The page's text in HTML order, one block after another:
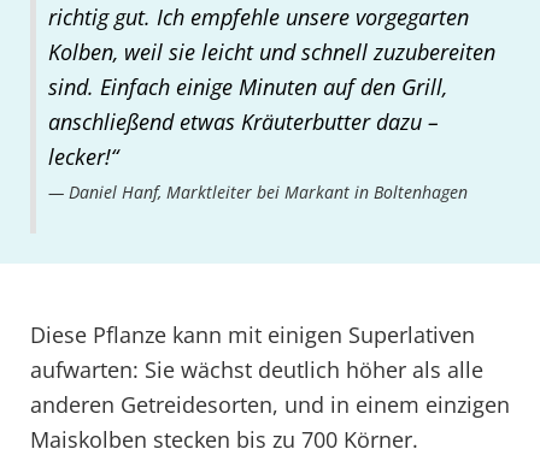
richtig gut. Ich empfehle unsere vorgegarten
Kolben, weil sie leicht und schnell zuzubereiten
sind. Einfach einige Minuten auf den Grill,
anschließend etwas Kräuterbutter dazu –
lecker!“
Daniel Hanf, Marktleiter bei Markant in Boltenhagen
Diese Pflanze kann mit einigen Superlativen
aufwarten: Sie wächst deutlich höher als alle
anderen Getreidesorten, und in einem einzigen
Maiskolben stecken bis zu 700 Körner.